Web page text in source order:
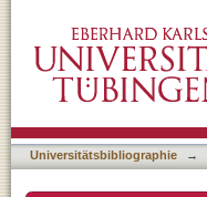
Universitätsbibliographie →